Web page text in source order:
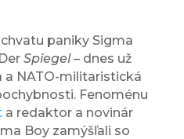
paniky Sigma
Spiegel – dnes už
NATO-militaristická
Fenoménu
a redaktor a novinár
Boy zamýšľali so